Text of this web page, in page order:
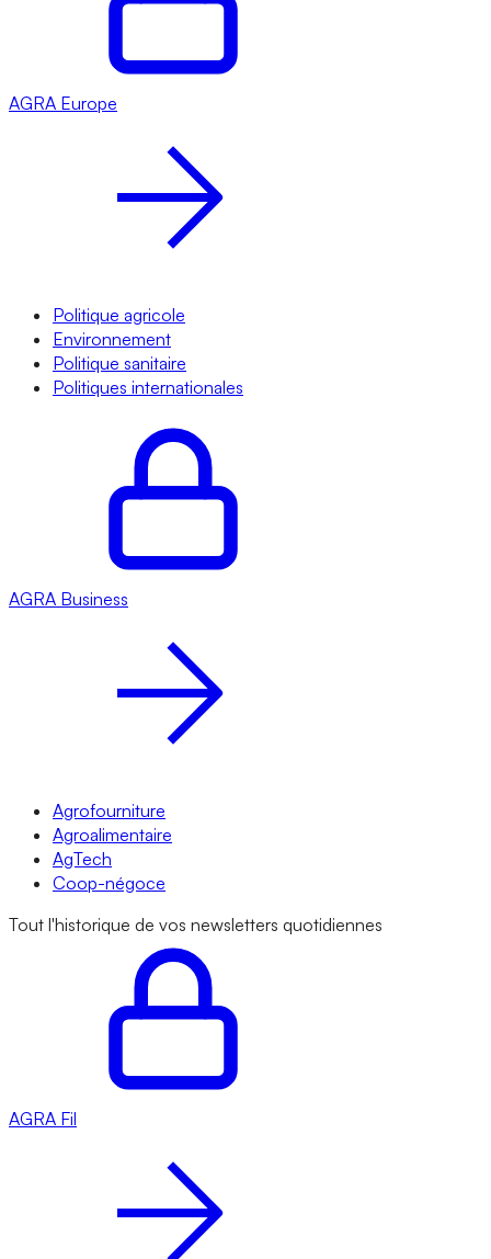
AGRA Europe
Politique agricole
Environnement
Politique sanitaire
Politiques internationales
AGRA Business
Agrofourniture
Agroalimentaire
AgTech
Coop-négoce
Tout l'historique de vos newsletters quotidiennes
AGRA Fil